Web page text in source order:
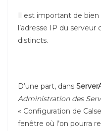
Il est important de
l’adresse IP du
distincts.
D’une part, dans
Administration des
« Configuration de
fenêtre où l’on pourra